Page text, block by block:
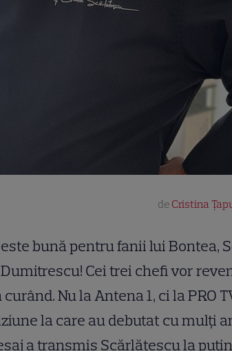
de Cristina
este bună pentru fanii lui Bontea,
Dumitrescu! Cei trei chefi vor
Nu la Antena 1, ci la PRO
la care au debutat cu mulți
a transmis Scărlătescu la